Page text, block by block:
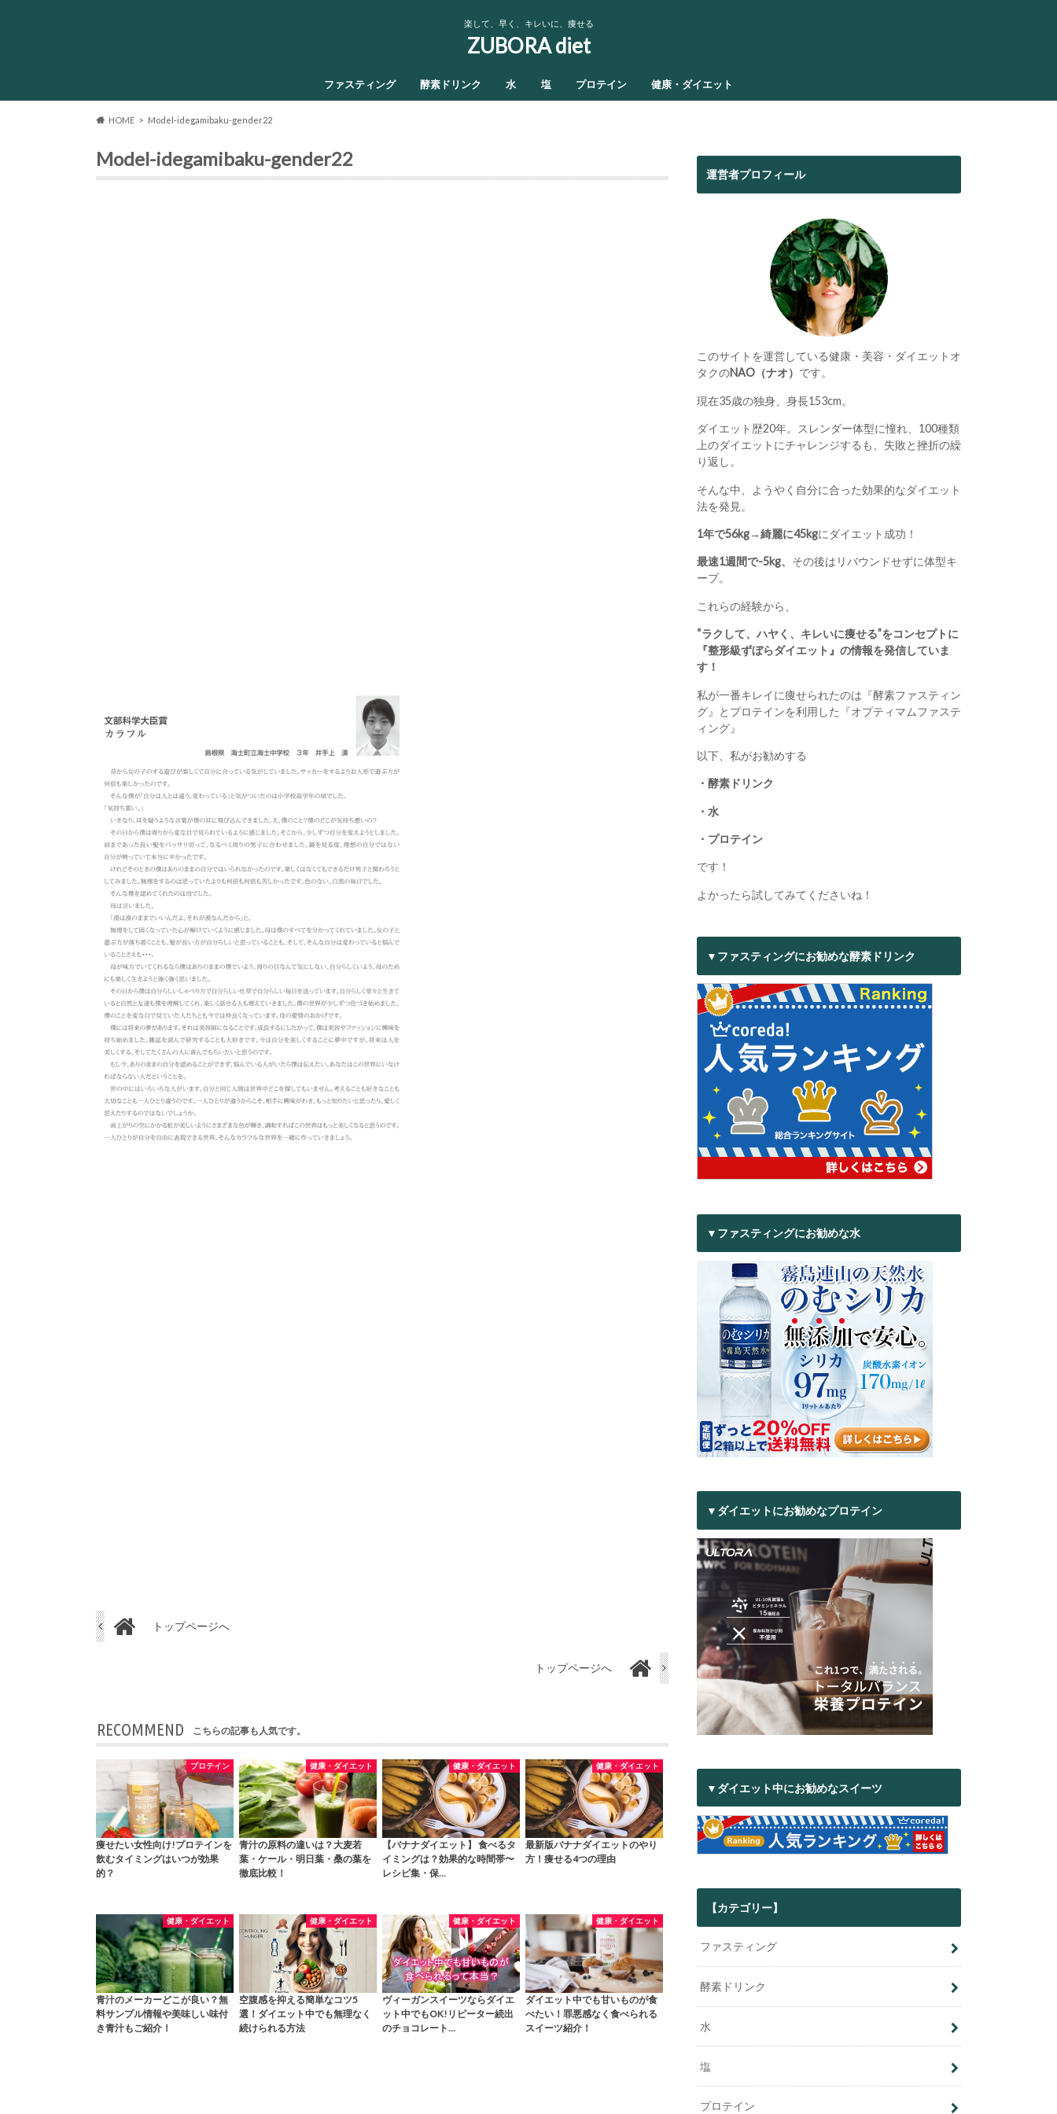
楽して、早く、キレいに、痩せる
ZUBORA diet
ファスティング 酵素ドリンク 水 塩 プロテイン 健康・ダイエット
HOME Model-idegamibaku-gender22
Model-idegamibaku-gender22
トップページへ
トップページへ
RECOMMEND こちらの記事も人気です。
プロテイン
痩せたい女性向け!プロテインを
飲むタイミングはいつが効果
的？
健康・ダイエット
青汁の原料の違いは？大麦若
葉・ケール・明日葉・桑の葉を
徹底比較！
健康・ダイエット
【バナナダイエット】 食べるタ
イミングは？効果的な時間帯〜
レシピ集・保…
健康・ダイエット
最新版バナナダイエットのやり
方！痩せる4つの理由
健康・ダイエット
青汁のメーカーどこが良い？無
料サンプル情報や美味しい味付
き青汁もご紹介！
健康・ダイエット
空腹感を抑える簡単なコツ5
選！ダイエット中でも無理なく
続けられる方法
健康・ダイエット
ヴィーガンスイーツならダイエ
ット中でもOK!リピーター続出
のチョコレート…
健康・ダイエット
ダイエット中でも甘いものが食
べたい！罪悪感なく食べられる
スイーツ紹介！
運営者プロフィール
このサイトを運営している健康・美容・ダイエットオ
タクのNAO（ナオ） です。
現在35歳の独身、身長153cm。
ダイエット歴20年。スレンダー体型に憧れ、100種類
上のダイエットにチャレンジするも、失敗と挫折の繰
り返し。
そんな中、ようやく自分に合った効果的なダイエット
法を発見。
1年で56kg→綺麗に45kgにダイエット成功！
最速1週間で-5kg、 その後はリバウンドせずに体型キ
ープ。
これらの経験から、
“ラクして、ハヤく、キレいに痩せる”をコンセプトに
『整形級ずぼらダイエット』の情報を発信していま
す！
私が一番キレイに痩せられたのは『酵素ファスティン
グ』とプロテインを利用した『オプティマムファステ
ィング』
以下、私がお勧めする
・酵素ドリンク
・水
・プロテイン
です！
よかったら試してみてくださいね！
▼ファスティングにお勧めな酵素ドリンク
▼ファスティングにお勧めな水
▼ダイエットにお勧めなプロテイン
▼ダイエット中にお勧めなスイーツ
【カテゴリー】
ファスティング
酵素ドリンク
水
塩
プロテイン